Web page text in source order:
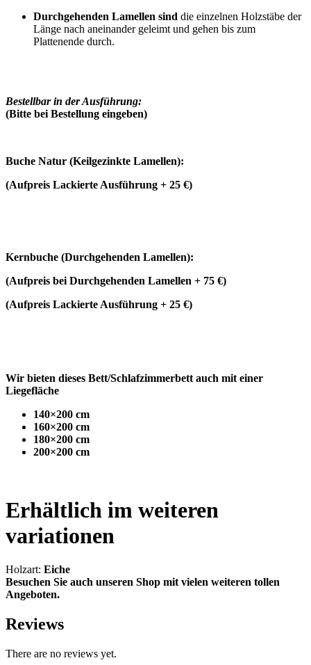
Durchgehenden Lamellen sind die einzelnen Holzstäbe der
Länge nach aneinander geleimt und gehen bis zum
Plattenende durch.
Bestellbar in der Ausführung:
(Bitte bei Bestellung eingeben)
Buche Natur (Keilgezinkte Lamellen):
(Aufpreis Lackierte Ausführung + 25 €)
Kernbuche (Durchgehenden Lamellen):
(Aufpreis bei Durchgehenden Lamellen + 75 €)
(Aufpreis Lackierte Ausführung + 25 €)
Wir bieten dieses Bett/Schlafzimmerbett auch mit einer
Liegefläche
140×200 cm
160×200 cm
180×200 cm
200×200 cm
Erhältlich im weiteren
variationen
Holzart: Eiche
Besuchen Sie auch unseren Shop mit vielen weiteren tollen
Angeboten.
Reviews
There are no reviews yet.